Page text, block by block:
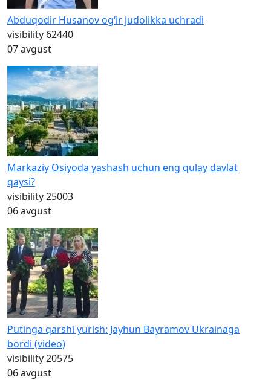
Abduqodir Husanov og‘ir judolikka uchradi
visibility 62440
07 avgust
Markaziy Osiyoda yashash uchun eng qulay davlat
qaysi?
visibility25003
06 avgust
Putinga qarshi yurish: Jayhun Bayramov Ukrainaga
bordi (video)
visibility20575
06 avgust